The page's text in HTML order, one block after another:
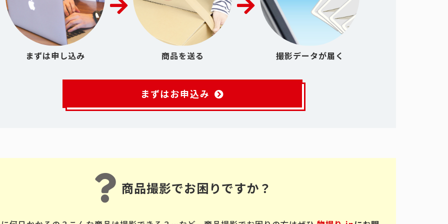
まずは申し込み 商品を送る 撮影データが届く
まずはお申込み
商品撮影でお困りですか？